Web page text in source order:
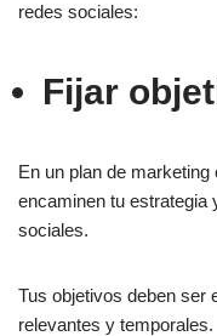
redes sociales:
Fijar
En un plan de
encaminen tu estrategia
sociales.
Tus objetivos deben ser
relevantes y temporales.